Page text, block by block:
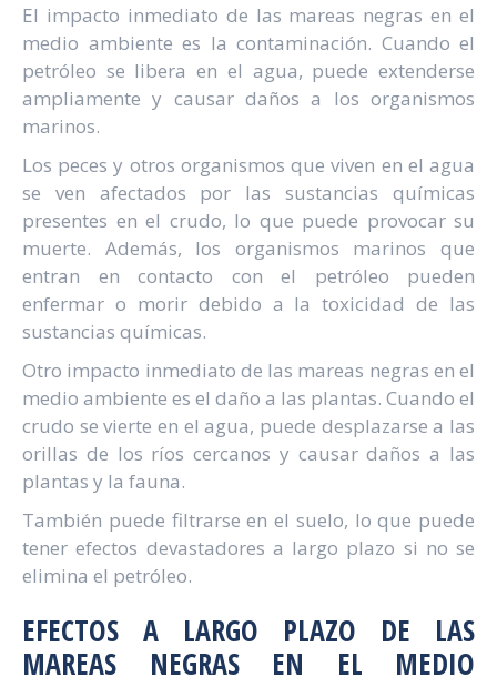
El impacto inmediato de las mareas negras en el
medio ambiente es la contaminación. Cuando el
petróleo se libera en el agua, puede extenderse
ampliamente y causar daños a los organismos
marinos.
Los peces y otros organismos que viven en el agua
se ven afectados por las sustancias químicas
presentes en el crudo, lo que puede provocar su
muerte. Además, los organismos marinos que
entran en contacto con el petróleo pueden
enfermar o morir debido a la toxicidad de las
sustancias químicas.
Otro impacto inmediato de las mareas negras en el
medio ambiente es el daño a las plantas. Cuando el
crudo se vierte en el agua, puede desplazarse a las
orillas de los ríos cercanos y causar daños a las
plantas y la fauna.
También puede filtrarse en el suelo, lo que puede
tener efectos devastadores a largo plazo si no se
elimina el petróleo.
EFECTOS A LARGO PLAZO DE LAS
MAREAS NEGRAS EN EL MEDIO